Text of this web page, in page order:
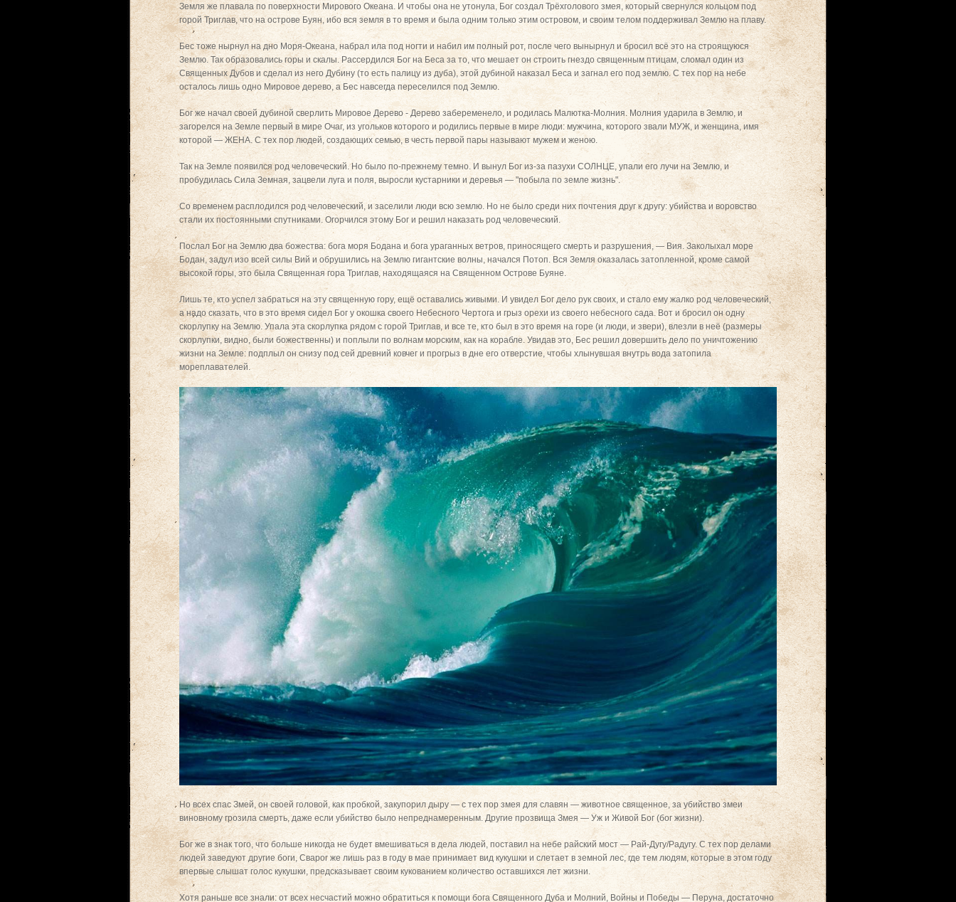
Земля же плавала по поверхности Мирового Океана. И чтобы она не утонула, Бог создал Трёхголового змея, который свернулся кольцом под
горой Триглав, что на острове Буян, ибо вся земля в то время и была одним только этим островом, и своим телом поддерживал Землю на плаву.
Бес тоже нырнул на дно Моря-Океана, набрал ила под ногти и набил им полный рот, после чего вынырнул и бросил всё это на строящуюся
Землю. Так образовались горы и скалы. Рассердился Бог на Беса за то, что мешает он строить гнездо священным птицам, сломал один из
Священных Дубов и сделал из него Дубину (то есть палицу из дуба), этой дубиной наказал Беса и загнал его под землю. С тех пор на небе
осталось лишь одно Мировое дерево, а Бес навсегда переселился под Землю.
Бог же начал своей дубиной сверлить Мировое Дерево - Дерево забеременело, и родилась Малютка-Молния. Молния ударила в Землю, и
загорелся на Земле первый в мире Очаг, из угольков которого и родились первые в мире люди: мужчина, которого звали МУЖ, и женщина, имя
которой — ЖЕНА. С тех пор людей, создающих семью, в честь первой пары называют мужем и женою.
Так на Земле появился род человеческий. Но было по-прежнему темно. И вынул Бог из-за пазухи СОЛНЦЕ, упали его лучи на Землю, и
пробудилась Сила Земная, зацвели луга и поля, выросли кустарники и деревья — "побыла по земле жизнь".
Со временем расплодился род человеческий, и заселили люди всю землю. Но не было среди них почтения друг к другу: убийства и воровство
стали их постоянными спутниками. Огорчился этому Бог и решил наказать род человеческий.
Послал Бог на Землю два божества: бога моря Бодана и бога ураганных ветров, приносящего смерть и разрушения, — Вия. Заколыхал море
Бодан, задул изо всей силы Вий и обрушились на Землю гигантские волны, начался Потоп. Вся Земля оказалась затопленной, кроме самой
высокой горы, это была Священная гора Триглав, находящаяся на Священном Острове Буяне.
Лишь те, кто успел забраться на эту священную гору, ещё оставались живыми. И увидел Бог дело рук своих, и стало ему жалко род человеческий,
а надо сказать, что в это время сидел Бог у окошка своего Небесного Чертога и грыз орехи из своего небесного сада. Вот и бросил он одну
скорлупку на Землю. Упала эта скорлупка рядом с горой Триглав, и все те, кто был в это время на горе (и люди, и звери), влезли в неё (размеры
скорлупки, видно, были божественны) и поплыли по волнам морским, как на корабле. Увидав это, Бес решил довершить дело по уничтожению
жизни на Земле: подплыл он снизу под сей древний ковчег и прогрыз в дне его отверстие, чтобы хлынувшая внутрь вода затопила
мореплавателей.
Но всех спас Змей, он своей головой, как пробкой, закупорил дыру — с тех пор змея для славян — животное священное, за убийство змеи
виновному грозила смерть, даже если убийство было непреднамеренным. Другие прозвища Змея — Уж и Живой Бог (бог жизни).
Бог же в знак того, что больше никогда не будет вмешиваться в дела людей, поставил на небе райский мост — Рай-Дугу/Радугу. С тех пор делами
людей заведуют другие боги, Сварог же лишь раз в году в мае принимает вид кукушки и слетает в земной лес, где тем людям, которые в этом году
впервые слышат голос кукушки, предсказывает своим кукованием количество оставшихся лет жизни.
Хотя раньше все знали: от всех несчастий можно обратиться к помощи бога Священного Дуба и Молний, Войны и Победы — Перуна, достаточно